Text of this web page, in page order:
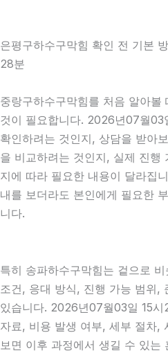
은평구하수구막힘 확인 전 기본
28분
중랑구하수구막힘를 처음 알아볼
것이 필요합니다. 2026년07월03
확인하려는 것인지, 상담을 받아
을 비교하려는 것인지, 실제 진행
지에 따라 필요한 내용이 달라집
내를 보더라도 본인에게 필요한
니다.
특히 송파하수구막힘는 겉으로
조건, 응대 방식, 진행 가능 범위,
있습니다. 2026년07월03일 15
자료, 비용 발생 여부, 세부 절차,
보면 이후 과정에서 생길 수 있는